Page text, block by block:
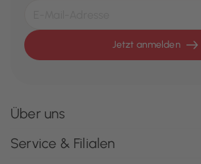
Jetzt anmelden
Über uns
Service & Filialen